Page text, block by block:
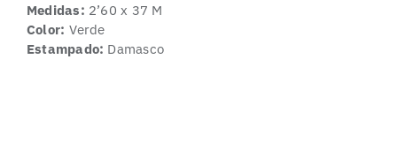
Medidas: 2’60 x 37 M
Color: Verde
Estampado: Damasco